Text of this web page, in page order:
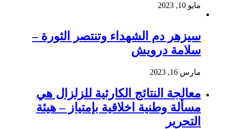
مايو 10, 2023
سيزهر دم الشهداء وتنتصر الثورة –
سلامة درويش
مارس 16, 2023
معالجة النتائج الكارثية للزلزال هي
مسألة وطنية اخلاقية بإمتياز – هيئة
التحرير